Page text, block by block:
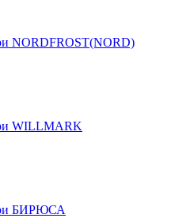
NORDFROST(NORD)
WILLMARK
БИРЮСА